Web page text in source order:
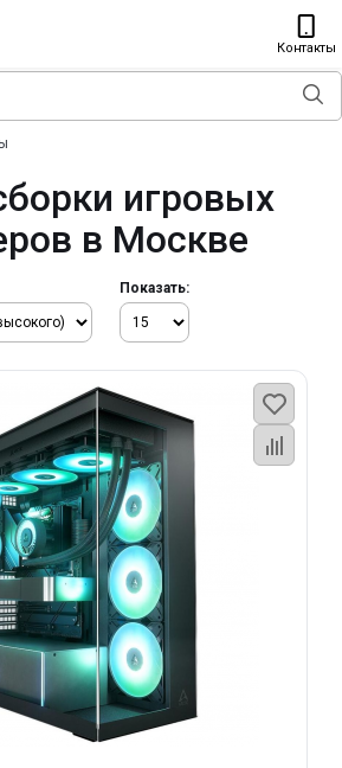
Контакты
игровых
в Москве
Показать: